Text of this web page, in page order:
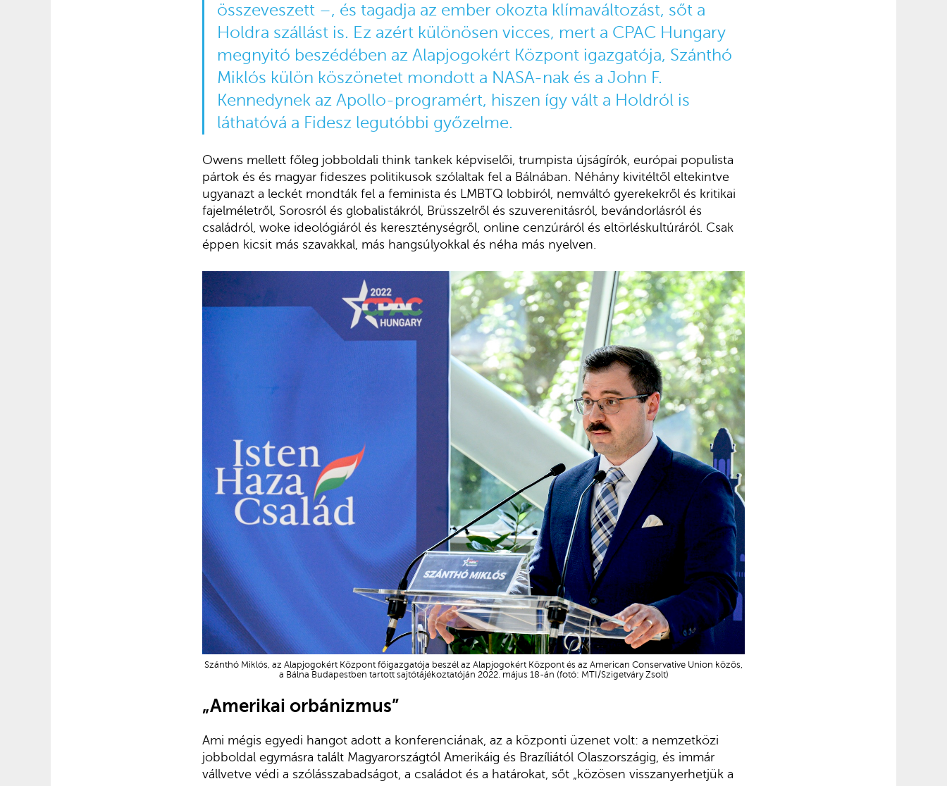
összeveszett–, és tagadja az ember okozta klímaváltozást, sőt a
Holdra szállást is. Ez azért különösen vicces, mert a CPAC Hungary
megnyitó beszédében az Alapjogokért Központ igazgatója, Szánthó
Miklós külön köszönetet mondott a NASA-nak és a John F.
Kennedynek az Apollo-programért, hiszen így vált a Holdról is
láthatóvá a Fidesz legutóbbi győzelme.
Owens mellett főleg jobboldali think tankek képviselői, trumpista újságírók, európai populista
pártok és és magyar fideszes politikusok szólaltak fel a Bálnában. Néhány kivitéltől eltekintve
ugyanazt a leckét mondták fel a feminista és LMBTQ lobbiról, nemváltó gyerekekről és kritikai
fajelméletről, Sorosról és globalistákról, Brüsszelről és szuverenitásról, bevándorlásról és
családról, woke ideológiáról és kereszténységről, online cenzúráról és eltörléskultúráról. Csak
éppen kicsit más szavakkal, más hangsúlyokkal és néha más nyelven.
Szánthó Miklós, az Alapjogokért Központ főigazgatója beszél az Alapjogokért Központ és az American Conservative Union közös,
a Bálna Budapestben tartott sajtótájékoztatóján 2022. május 18-án (fotó: MTI/Szigetváry Zsolt)
„Amerikai orbánizmus”
Ami mégis egyedi hangot adott a konferenciának, az a központi üzenet volt: a nemzetközi
jobboldal egymásra talált Magyarországtól Amerikáig és Brazíliától Olaszországig, és immár
vállvetve védi a szólásszabadságot, a családot és a határokat, sőt „közösen visszanyerhetjük a